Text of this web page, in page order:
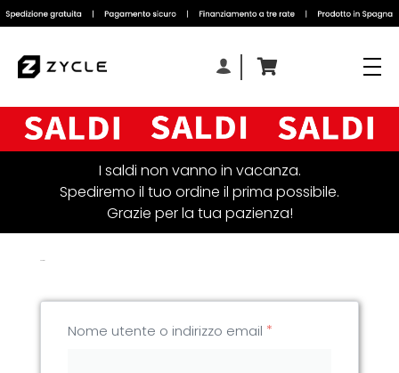
I saldi non vanno in vacanza.
Spediremo il tuo ordine il prima possibile.
Grazie per la tua pazienza!
Nome utente o indirizzo email *